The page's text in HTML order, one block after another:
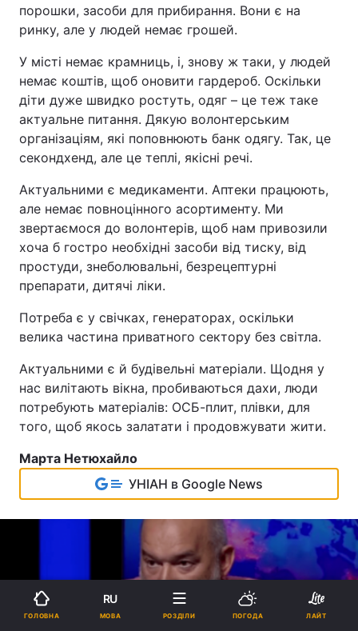
порошки, засоби для прибирання. Вони є на
ринку, але у людей немає грошей.
У місті немає крамниць, і, знову ж таки, у людей
немає коштів, щоб оновити гардероб. Оскільки
діти дуже швидко ростуть, одяг – це теж таке
актуальне питання. Дякую волонтерським
організаціям, які поповнюють банк одягу. Так, це
секондхенд, але це теплі, якісні речі.
Актуальними є медикаменти. Аптеки працюють,
але немає повноцінного асортименту. Ми
звертаємося до волонтерів, щоб нам привозили
хоча б гостро необхідні засоби від тиску, від
простуди, знеболювальні, безрецептурні
препарати, дитячі ліки.
Потреба є у свічках, генераторах, оскільки
велика частина приватного сектору без світла.
Актуальними є й будівельні матеріали. Щодня у
нас вилітають вікна, пробиваються дахи, люди
потребують матеріалів: ОСБ-плит, плівки, для
того, щоб якось залатати і продовжувати жити.
Марта Нетюхайло
УНІАН в Google News
ГОЛОВНА
RU
МОВА РОЗДІЛИ ПОГОДА ЛАЙТ